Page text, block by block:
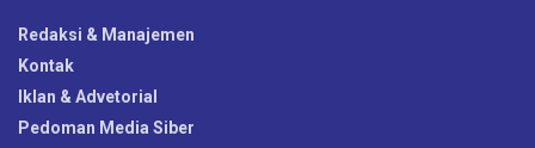
Redaksi & Manajemen
Kontak
Iklan & Advetorial
Pedoman Media Siber